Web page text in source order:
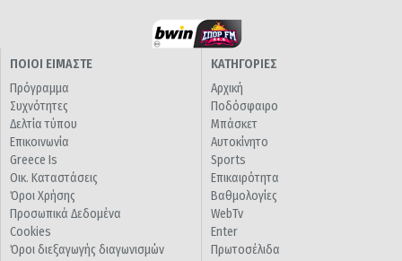
ΠΟΙΟΙ ΕΙΜΑΣΤΕ
Πρόγραμμα
Συχνότητες
Δελτία τύπου
Επικοινωνία
Greece Is
Οικ. Καταστάσεις
Όροι Χρήσης
Προσωπικά Δεδομένα
Cookies
Όροι διεξαγωγής διαγωνισμών
ΚΑΤΗΓΟΡΙΕΣ
Αρχική
Ποδόσφαιρο
Μπάσκετ
Αυτοκίνητο
Sports
Επικαιρότητα
Βαθμολογίες
WebTv
Enter
Πρωτοσέλιδα